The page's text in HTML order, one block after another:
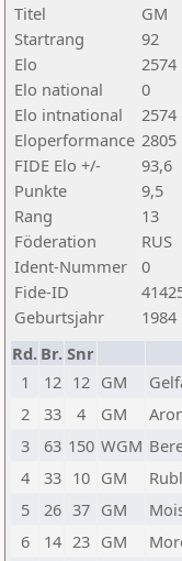
Titel
GM
Startrang
92
Elo
2574
Elo national
0
Elo intnational
2574
Eloperformance 2805
FIDE Elo +/-
93,6
Punkte
9,5
Rang
13
Föderation
RUS
Ident-Nummer
0
Fide-ID
Geburtsjahr
1984
Rd. Br. Snr
1
12 12 GM
2
33 4 GM
3
63 150 WGM
4
33 10 GM
5
26 37 GM
6
14 23 GM